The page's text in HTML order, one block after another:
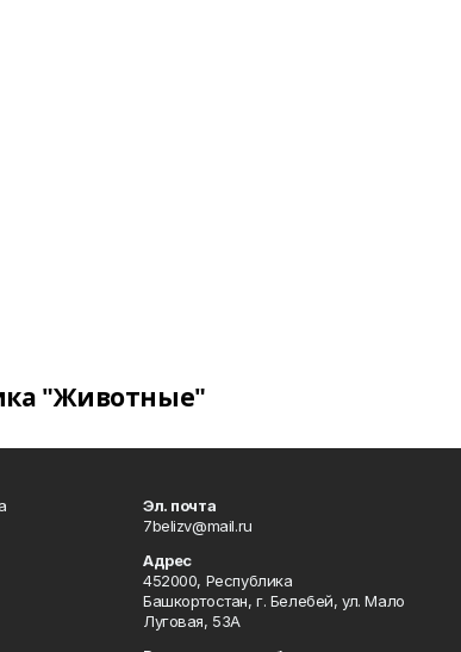
"Животные"
Эл. почта
7belizv@mail.ru
Адрес
452000, Республика
Башкортостан, г. Белебей, ул. Мало
Луговая, 53А